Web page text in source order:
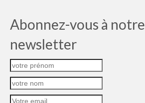
Abonnez-vous à notre
newsletter